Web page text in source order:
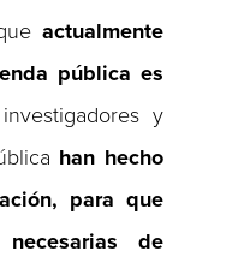
actualmente
pública es
y
han hecho
para que
de